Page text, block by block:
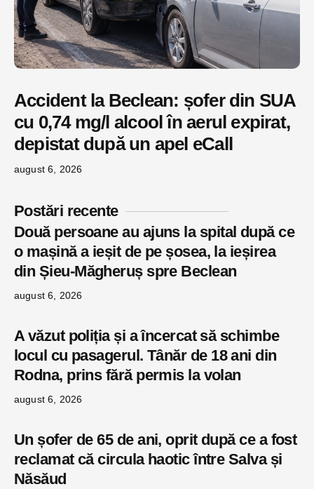
Accident la Beclean: șofer din SUA
cu 0,74 mg/l alcool în aerul expirat,
depistat după un apel eCall
august 6, 2026
Postări recente
Două persoane au ajuns la spital după ce
o mașină a ieșit de pe șosea, la ieșirea
din Șieu-Măgheruș spre Beclean
august 6, 2026
A văzut poliția și a încercat să schimbe
locul cu pasagerul. Tânăr de 18 ani din
Rodna, prins fără permis la volan
august 6, 2026
Un șofer de 65 de ani, oprit după ce a fost
reclamat că circula haotic între Salva și
Năsăud